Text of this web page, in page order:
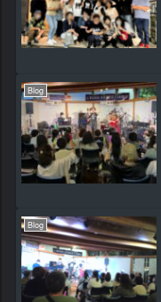
Blog
Blog